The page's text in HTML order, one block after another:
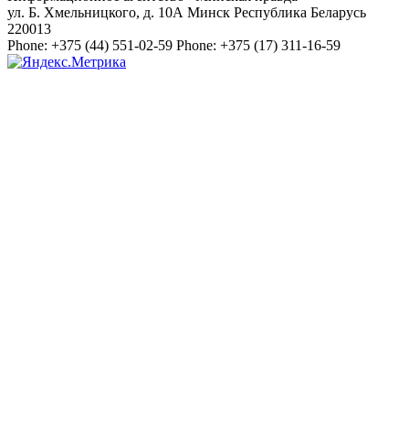
ул. Б. Хмельницкого, д. 10А Минск Республика Беларусь
220013
Phone: +375 (44) 551-02-59 Phone: +375 (17) 311-16-59